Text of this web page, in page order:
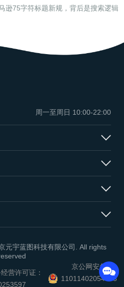
逊75字符标题新规，背后是搜索逻辑
周一至周日 10:00-22:00
元宇蓝图科技有限公司. All rights
营许可证：
京公网安备
11011402054503